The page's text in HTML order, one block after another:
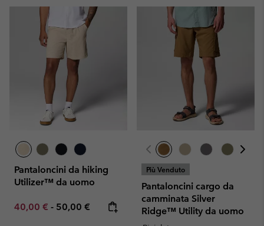
Pantaloncini da hiking
Utilizer™ da uomo
Minimum sale price:
40,00 € - Maximum price:
50,00 €
Più Venduto
Pantaloncini cargo da
camminata Silver
Ridge™ Utility da uomo